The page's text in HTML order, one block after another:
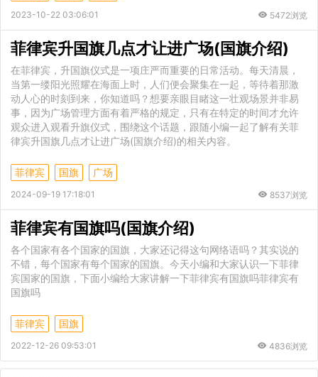
2023-10-22 03:06:01 5472浏览
菲律宾升国旗几点才让进广场(国旗介绍)
在菲律宾，升国旗仪式是一项庄严而重要的日常活动。每天清晨，
当第一缕阳光照耀在海面上时，人们便会聚集在一起，等待着那激
动人心的时刻到来，你知道吗？想要亲眼目睹这一壮观场景并非易
事，因为广场管理方面有着严格的规定，只有在特定的时间才允许
观众进入观看升旗仪式，围绕这个话题，跟随小编一起了解有关菲
律宾升国旗几点才让进广场(国旗介绍)的相关内容。
菲律宾 国旗 广场
2024-09-19 17:18:01 8537浏览
菲律宾有国旗吗(国旗介绍)
各个国家有各个国家的国旗，大家还记得这句网络语吗？其实说的
不错，每个国家有每个国家的国旗。今天小编和大家认识一下菲律
宾国家的国旗，下面小编给大家讲解一下菲律宾有国旗吗菲律宾有
国旗吗
菲律宾 国旗
2022-12-26 09:53:01 4836浏览